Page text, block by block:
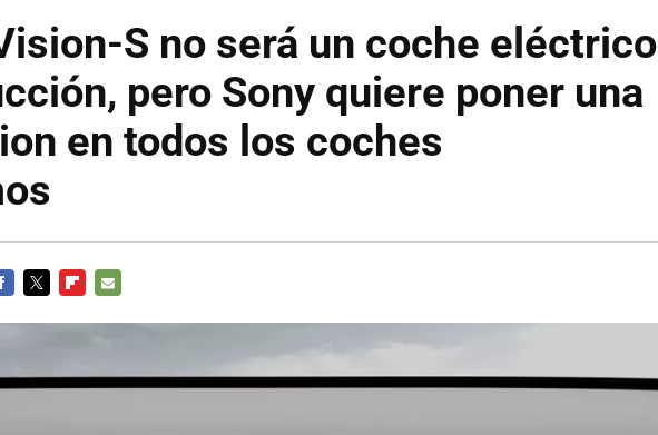
S no será un coche eléctrico
pero Sony quiere poner una
en todos los coches